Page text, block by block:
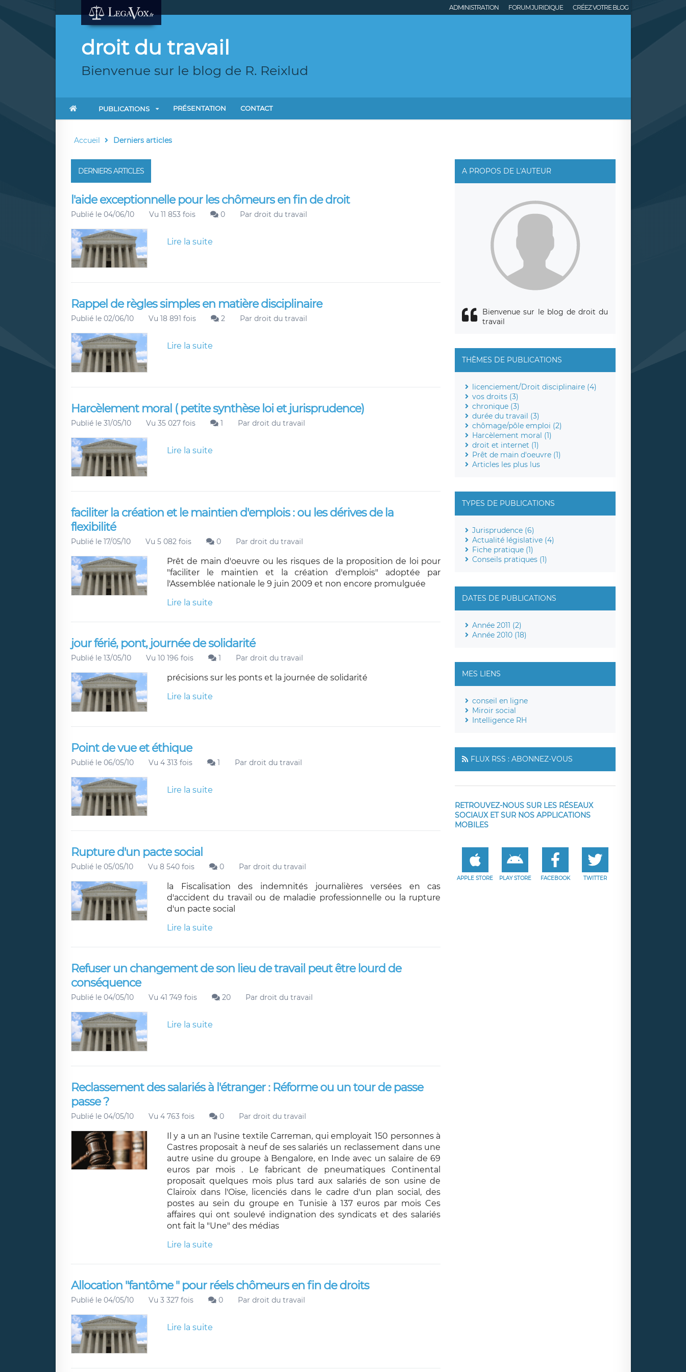
ADMINISTRATION FORUM JURIDIQUE CRÉEZ VOTRE BLOG
droit du travail
Bienvenue sur le blog de R. Reixlud
PUBLICATIONS PRÉSENTATION CONTACT
Accueil Derniers articles
DERNIERS ARTICLES
l'aide exceptionnelle pour les chômeurs en fin de droit
Publié le 04/06/10 Vu 11 853 fois 0 Par droit du travail
Lire la suite
Rappel de règles simples en matière disciplinaire
Publié le 02/06/10 Vu 18 891 fois 2 Par droit du travail
Lire la suite
Harcèlement moral ( petite synthèse loi et jurisprudence)
Publié le 31/05/10 Vu 35 027 fois 1 Par droit du travail
Lire la suite
faciliter la création et le maintien d'emplois : ou les dérives de la
flexibilité
Publié le 17/05/10 Vu 5 082 fois 0 Par droit du travail
Prêt de main d'oeuvre ou les risques de la proposition de loi pour
"faciliter le maintien et la création d'emplois" adoptée par
l'Assemblée nationale le 9 juin 2009 et non encore promulguée
Lire la suite
jour férié, pont, journée de solidarité
Publié le 13/05/10 Vu 10 196 fois 1 Par droit du travail
précisions sur les ponts et la journée de solidarité
Lire la suite
Point de vue et éthique
Publié le 06/05/10 Vu 4 313 fois 1 Par droit du travail
Lire la suite
Rupture d'un pacte social
Publié le 05/05/10 Vu 8 540 fois 0 Par droit du travail
la Fiscalisation des indemnités journalières versées en cas
d'accident du travail ou de maladie professionnelle ou la rupture
d'un pacte social
Lire la suite
Refuser un changement de son lieu de travail peut être lourd de
conséquence
Publié le 04/05/10 Vu 41 749 fois 20 Par droit du travail
Lire la suite
Reclassement des salariés à l'étranger : Réforme ou un tour de passe
passe ?
Publié le 04/05/10 Vu 4 763 fois 0 Par droit du travail
Il y a un an l'usine textile Carreman, qui employait 150 personnes à
Castres proposait à neuf de ses salariés un reclassement dans une
autre usine du groupe à Bengalore, en Inde avec un salaire de 69
euros par mois . Le fabricant de pneumatiques Continental
proposait quelques mois plus tard aux salariés de son usine de
Clairoix dans l'Oise, licenciés dans le cadre d'un plan social, des
postes au sein du groupe en Tunisie à 137 euros par mois Ces
affaires qui ont soulevé indignation des syndicats et des salariés
ont fait la "Une" des médias
Lire la suite
Allocation "fantôme " pour réels chômeurs en fin de droits
Publié le 04/05/10 Vu 3 327 fois 0 Par droit du travail
Lire la suite
A PROPOS DE L'AUTEUR
Bienvenue sur le blog de droit du
travail
THÈMES DE PUBLICATIONS
licenciement/Droit disciplinaire (4)
vos droits (3)
chronique (3)
durée du travail (3)
chômage/pôle emploi (2)
Harcèlement moral (1)
droit et internet (1)
Prêt de main d'oeuvre (1)
Articles les plus lus
TYPES DE PUBLICATIONS
Jurisprudence (6)
Actualité législative (4)
Fiche pratique (1)
Conseils pratiques (1)
DATES DE PUBLICATIONS
Année 2011 (2)
Année 2010 (18)
MES LIENS
conseil en ligne
Miroir social
Intelligence RH
FLUX RSS : ABONNEZ-VOUS
RETROUVEZ-NOUS SUR LES RÉSEAUX
SOCIAUX ET SUR NOS APPLICATIONS
MOBILES
APPLE STORE PLAY STORE FACEBOOK TWITTER